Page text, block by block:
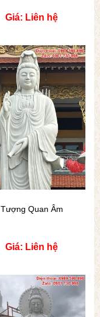
Giá: Liên hệ
Tượng Quan Âm
Giá: Liên hệ